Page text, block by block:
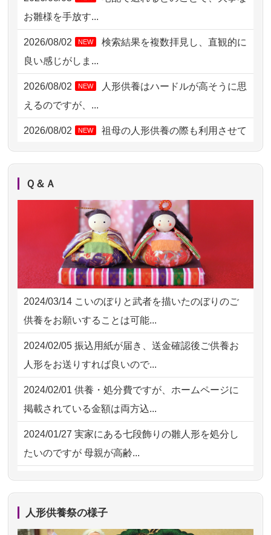
2026/08/02 06:46 相模原の方からお申込み
2026/08/01 19:28
2026/08/01 17:10 東京都の方からお申込み
2026/08/01 11:07 さいたの方からお申込み
2026/07/31 17:28
2026/07/31 12:32 東京都の方からお申込み
2026/07/31 10:29 京都市の方からお申込み
2026/07/31 08:41 埼玉県の方からお申込み
2026/07/30 22:27 墨田区の方からお申込み
2026/07/30 17:02 神奈川の方からお申込み
2026/07/30 15:59 神奈川の方からお申込み
お雛様を手放す...
2026/08/02 NEW
検索結果を複数拝見し、直観的に
良い感じがしま...
2026/08/02 NEW
人形供養はハードルが高そうに思
えるのですが、...
2026/08/02 NEW
祖母の人形供養の際も利用させて
いただき安心感がある
供養の内容（料金や送り方等）がとて
も丁寧に説...
2026/07/18つい先日も利用させていただきまし
た。 手続...
2026/07/18 大切にしていたお人形をきちんと供養
してくださ...
2026/07/15 子供の頃から可愛がってきた七段飾り
の雛人形で...
2026/07/15 お客様の声を読み、丁寧に供養してい
ただけそう...
2026/07/13 遠方からでもご依頼出来る点と申込ま
での方法が...
2026/07/10家から近かったので。
Ｑ＆Ａ
2024/03/14 こいのぼりと武者を描いたのぼりのご
供養をお願いすることは可能...
2024/02/05 振込用紙が届き、送金確認後ご供養お
人形をお送りすれば良いので...
2024/02/01 供養・処分費ですが、ホームページに
掲載されている金額は両方込...
2024/01/27 実家にある七段飾りの雛人形を処分し
たいのですが 母親が高齢...
2024/01/13剥製の供養・処分をお願いできます
人形供養祭の様子